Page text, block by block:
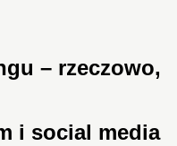
– rzeczowo,
i social media